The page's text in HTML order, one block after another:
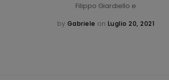
Filippo Giardiello e
by Gabriele on Luglio 20, 2021